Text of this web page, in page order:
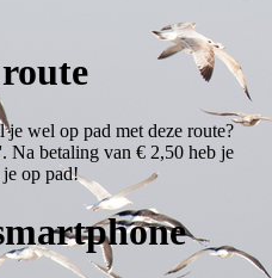
route
wel op pad met deze route?
Na betaling van € 2,50 heb je
op pad!